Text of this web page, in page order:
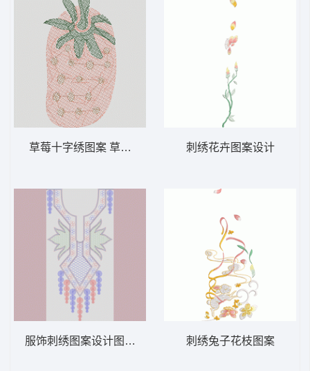
草莓十字绣图案 草莓毛巾绣
服饰刺绣图案设计图 链条绣 链目绣
刺绣花卉图案设计
刺绣兔子花枝图案